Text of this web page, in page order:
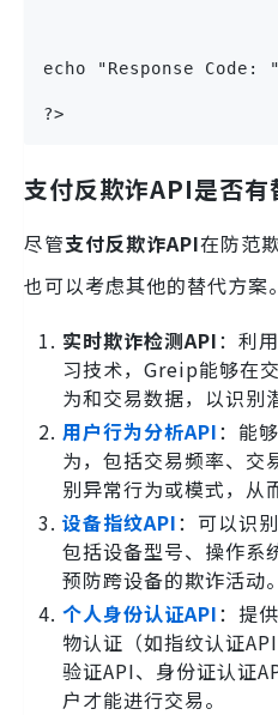
echo "Response
?>
支付反欺诈API是否有
尽管支付反欺诈API在防范
也可以考虑其他的替代方案
实时欺诈检测API：利
习技术，Greip能够在
为和交易数据，以识别
用户行为分析API：能
为，包括交易频率、交
别异常行为或模式，从
设备指纹API：可以识
包括设备型号、操作系
预防跨设备的欺诈活动。
个人身份认证API：提
物认证（如指纹认证
验证API、身份证认证
户才能进行交易。